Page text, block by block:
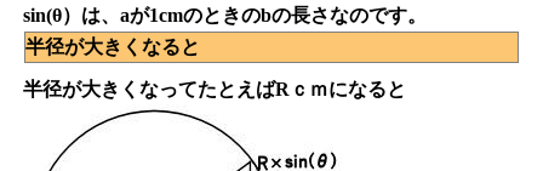
sin(θ）は、aが1cmのときのbの長さなのです。
半径が大きくなると
半径が大きくなってたとえばRｃｍになると